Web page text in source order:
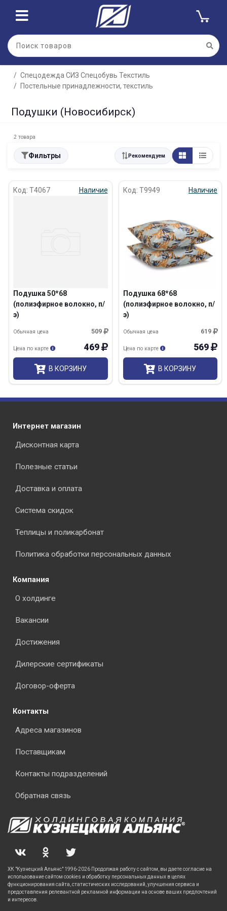
Спецодежда СИЗ Спецобувь Текстиль
Постельные принадлежности, текстиль
Подушки (Новосибирск)
2 товара
Фильтры Рекомендуем
Код: Т4067 Наличие
Подушка 50*68
(полиэфирное волокно, п/
э)
509
Обычная цена
469
Цена по карте
В КОРЗИНУ
Код: Т9949 Наличие
Подушка 68*68
(полиэфирное волокно, п/
э)
619
Обычная цена
569
Цена по карте
В КОРЗИНУ
Интернет магазин
Дисконтная карта
Полезные статьи
Доставка и оплата
Система скидок
Теплицы и поликарбонат
Политика обработки персональных данных
Компания
О холдинге
Вакансии
Достижения
Дилерские сертификаты
Договор-оферта
Контакты
Адреса магазинов
Поставщикам
Контакты подразделений
Обратная связь
ХК "Кузнецкий Альянс" 1996-2026 Продолжая работу с сайтом, вы даете согласие на
использование сайтом cookies и обработку персональных данных в целях
функционирования сайта, статистических исследований, улучшения сервиса и
предоставления релевантной рекламной информации на основе ваших предпочтений
и интересов.